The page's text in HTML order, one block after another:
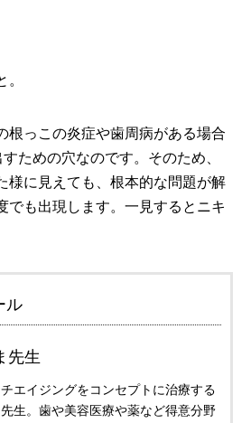
根っこの炎症や歯周病がある場合
ための穴なのです。そのため、
様に見えても、根本的な問題が解
でも出現します。一見するとニキ
ル
先生
エイジングをコンセプトに治療する
先生。歯や美容医療や薬など得意分野